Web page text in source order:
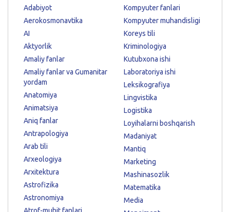
Adabiyot
Aerokosmonavtika
AI
Aktyorlik
Amaliy fanlar
Amaliy fanlar va Gumanitar
yordam
Anatomiya
Animatsiya
Aniq fanlar
Antrapologiya
Arab tili
Arxeologiya
Arxitektura
Astrofizika
Astronomiya
Kompyuter fanlari
Kompyuter muhandisligi
Koreys tili
Kriminologiya
Kutubxona ishi
Laboratoriya ishi
Leksikografiya
Lingvistika
Logistika
Loyihalarni boshqarish
Madaniyat
Mantiq
Marketing
Mashinasozlik
Matematika
Media